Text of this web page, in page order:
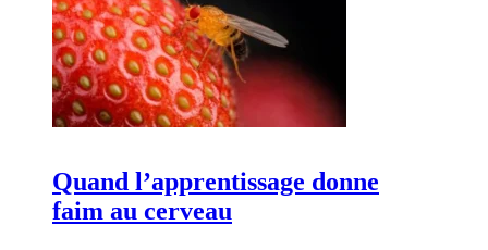
Quand l’apprentissage donne
faim au cerveau